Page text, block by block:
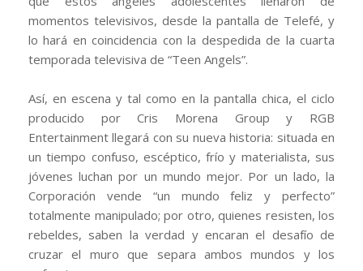
momentos televisivos, desde la pantalla de Telefé, y
lo hará en coincidencia con la despedida de la cuarta
temporada televisiva de “Teen Angels”.
Así, en escena y tal como en la pantalla chica, el ciclo
producido por Cris Morena Group y RGB
Entertainment llegará con su nueva historia: situada en
un tiempo confuso, escéptico, frío y materialista, sus
jóvenes luchan por un mundo mejor. Por un lado, la
Corporación vende “un mundo feliz y perfecto”
totalmente manipulado; por otro, quienes resisten, los
rebeldes, saben la verdad y encaran el desafío de
cruzar el muro que separa ambos mundos y los